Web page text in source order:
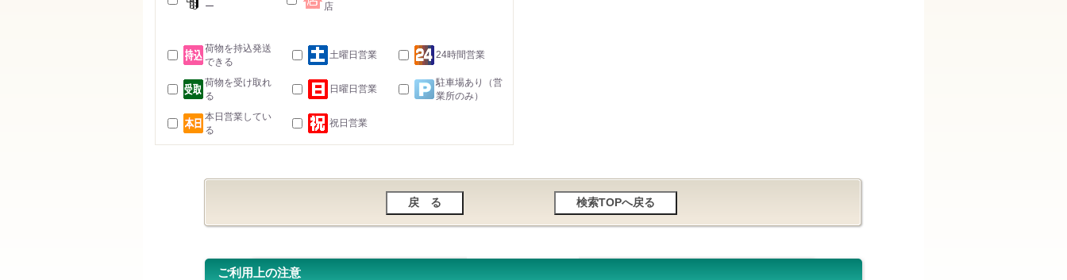
ー
店
荷物を持込発送
できる
土曜日営業 24時間営業
荷物を受け取れ
る
日曜日営業
駐車場あり（営
業所のみ）
本日営業してい
る
祝日営業
ご利用上の注意